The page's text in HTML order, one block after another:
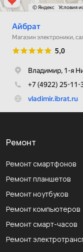
Ремонт
Ремонт смартфонов
Ремонт планшетов
Ремонт ноутбуков
Ремонт компьютеров
Ремонт смарт-часов
Ремонт